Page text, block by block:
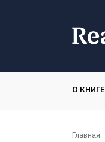
О КНИГЕ
Главная